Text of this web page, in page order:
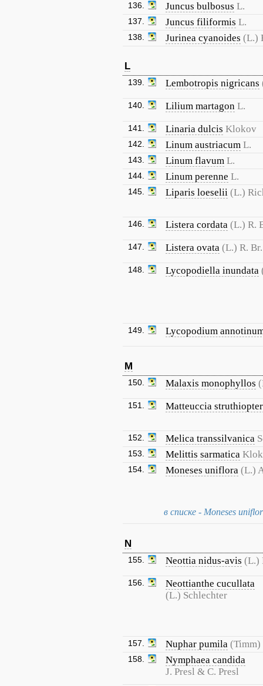
136. Juncus bulbosus L.
137. Juncus filiformis L.
138. Jurinea cyanoides (L.)
L
139. Lembotropis nigricans
140. Lilium martagon L.
141. Linaria dulcis Klokov
142. Linum austriacum L.
143. Linum flavum L.
144. Linum perenne L.
145. Liparis loeselii (L.)
146. Listera cordata (L.) R.
147. Listera ovata (L.) R. Br.
148. Lycopodiella inundata
149. Lycopodium
M
150. Malaxis monophyllos
151. Matteuccia
152. Melica transsilvanica
153. Melittis sarmatica
154. Moneses uniflora (L.)
в списке - Moneses
N
155. Neottia nidus-avis (L.)
156.
Neottianthe cucullata
(L.) Schlechter
157. Nuphar pumila (Timm)
158.
Nymphaea candida
J. Presl & C. Presl